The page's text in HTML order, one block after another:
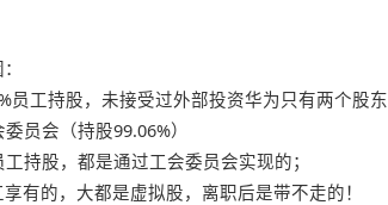
员工持股，未接受过外部投资华为只有两个股
员会（持股99.06%）
持股，都是通过工会委员会实现的；
有的，大都是虚拟股，离职后是带不走的！